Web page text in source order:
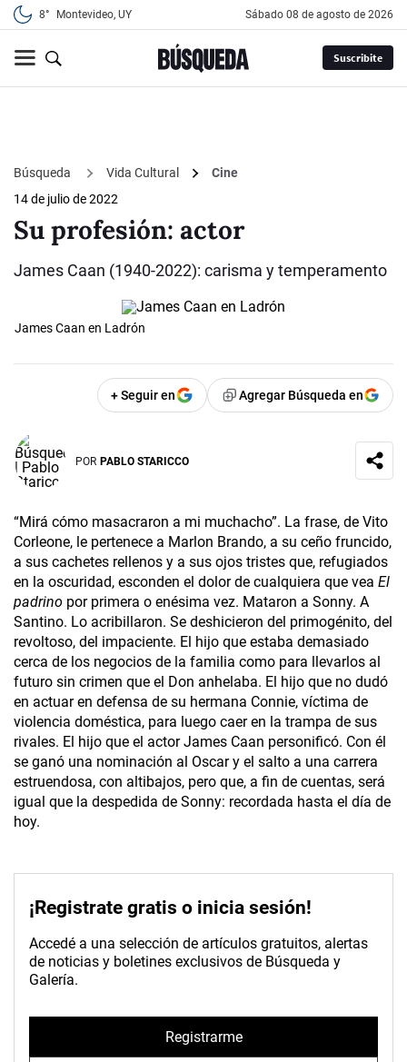
8° Montevideo, UY sábado 08 de agosto de 2026
Suscribite
Búsqueda Vida Cultural
Cine
14 de julio de 2022
Su profesión: actor
James Caan (1940-2022): carisma y temperamento
James Caan en Ladrón
+ Seguir en Agregar Búsqueda en
POR PABLO STARICCO
“Mirá cómo masacraron a mi muchacho”. La frase, de Vito
Corleone, le pertenece a Marlon Brando, a su ceño fruncido,
a sus cachetes rellenos y a sus ojos tristes que, refugiados
en la oscuridad, esconden el dolor de cualquiera que vea El
padrino por primera o enésima vez. Mataron a Sonny. A
Santino. Lo acribillaron. Se deshicieron del primogénito, del
revoltoso, del impaciente. El hijo que estaba demasiado
cerca de los negocios de la familia como para llevarlos al
futuro sin crimen que el Don anhelaba. El hijo que no dudó
en actuar en defensa de su hermana Connie, víctima de
violencia doméstica, para luego caer en la trampa de sus
rivales. El hijo que el actor James Caan personificó. Con él
se ganó una nominación al Oscar y el salto a una carrera
estruendosa, con altibajos, pero que, a fin de cuentas, será
igual que la despedida de Sonny: recordada hasta el día de
hoy.
¡Registrate gratis o inicia sesión!
Accedé a una selección de artículos gratuitos, alertas
de noticias y boletines exclusivos de Búsqueda y
Galería.
Registrarme